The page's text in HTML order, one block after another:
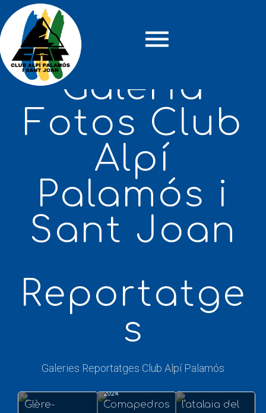
Galeria
Fotos Club
Alpí
Palamós i
Sant Joan
Reportatge
s
Galeries Reportatges Club Alpí Palamós
Dimecres, 30 Juliol
France-Port
de
Benasque-
Glère-
Dimecres, 21 Agost
2024
Comapedros
El Gran
l'atalaia del